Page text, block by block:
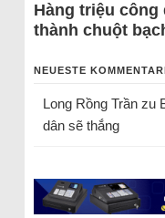
Hàng triệu công
thành chuột
NEUESTE
Long Rồng Trầnzu
dân sẽ thắng